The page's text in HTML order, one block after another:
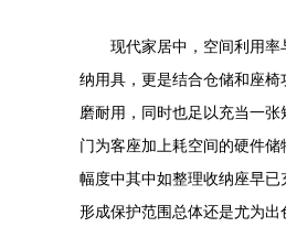
现代家居中，空间利用
纳用具，更是结合仓储和座
磨耐用，同时也足以充当一
门为客座加上耗空间的硬件
幅度中其中如整理收纳座早
形成保护范围总体还是尤为